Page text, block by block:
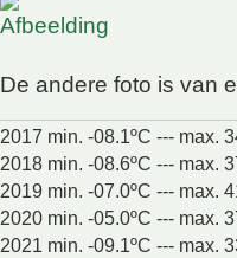
De andere foto is van
2017 min. -08.1ºC --- max.
2018 min. -08.6ºC --- max.
2019 min. -07.0ºC --- max.
2020 min. -05.0ºC --- max.
2021 min. -09.1ºC --- max.